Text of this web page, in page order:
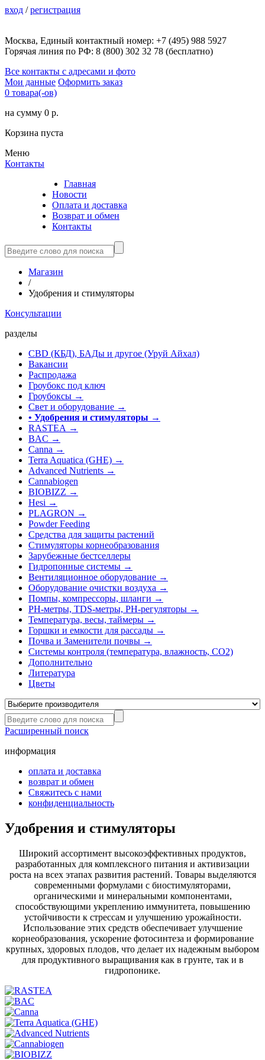
вход /регистрация
Москва, Единый контактный номер: +7 (495) 988 5927
Горячая линия по РФ: 8 (800) 302 32 78 (бесплатно)
Все контакты с адресами и фото
Мои данные Оформить заказ
0 товара(-ов)
на сумму 0 р.
Корзина пуста
Меню
Контакты
Главная
Новости
Оплата и доставка
Возврат и обмен
Контакты
Магазин
/
Удобрения и стимуляторы
Консультации
разделы
CBD (КБД), БАДы и другое (Уруй Айхал)
Вакансии
Распродажа
Гроубокс под ключ
Гроубоксы →
Свет и оборудование →
• Удобрения и стимуляторы →
RASTEA →
BAC →
Canna →
Terra Aquatica (GHE) →
Advanced Nutrients →
Cannabiogen
BIOBIZZ →
Hesi →
PLAGRON →
Powder Feeding
Средства для защиты растений
Стимуляторы корнеобразования
Зарубежные бестселлеры
Гидропонные системы →
Вентиляционное оборудование →
Оборудование очистки воздуха →
Помпы, компрессоры, шланги →
РН-метры, TDS-метры, РН-регуляторы →
Температура, весы, таймеры →
Горшки и емкости для рассады →
Почва и Заменители почвы →
Системы контроля (температура, влажность, СО2)
Дополнительно
Литература
Цветы
Расширенный поиск
информация
оплата и доставка
возврат и обмен
Свяжитесь с нами
конфиденциальность
Удобрения и стимуляторы
Широкий ассортимент высокоэффективных продуктов,
разработанных для комплексного питания и активизации
роста на всех этапах развития растений. Товары выделяются
современными формулами с биостимуляторами,
органическими и минеральными компонентами,
способствующими укреплению иммунитета, повышению
устойчивости к стрессам и улучшению урожайности.
Использование этих средств обеспечивает улучшение
корнеобразования, ускорение фотосинтеза и формирование
крупных, здоровых плодов, что делает их надежным выбором
для продуктивного выращивания как в грунте, так и в
гидропонике.